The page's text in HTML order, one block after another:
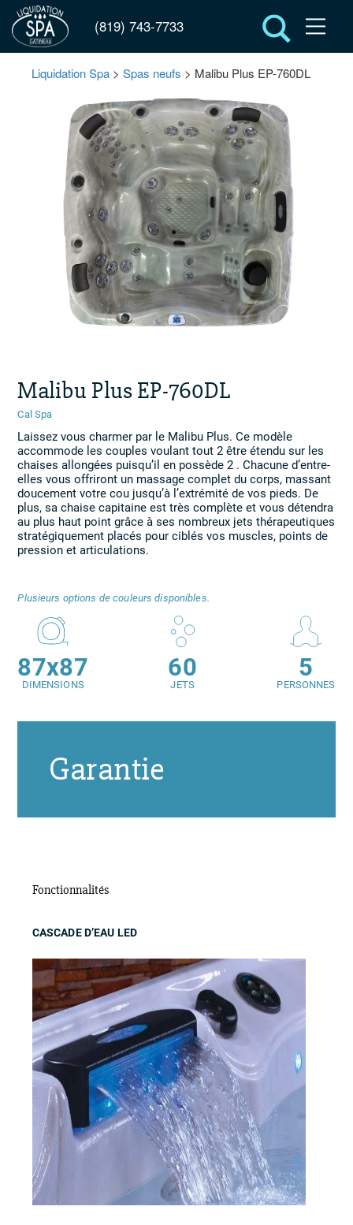
(819) 743-7733
Liquidation Spa >Spas neufs > Malibu Plus EP-760DL
Malibu Plus EP-760DL
Cal Spa
Laissez vous charmer par le Malibu Plus. Ce modèle
accommode les couples voulant tout 2 être étendu sur les
chaises allongées puisqu’il en possède 2 . Chacune d’entre-
elles vous offriront un massage complet du corps, massant
doucement votre cou jusqu’à l’extrémité de vos pieds. De
plus, sa chaise capitaine est très complète et vous détendra
au plus haut point grâce à ses nombreux jets thérapeutiques
stratégiquement placés pour ciblés vos muscles, points de
pression et articulations.
Plusieurs options de couleurs disponibles.
87x87
DIMENSIONS
60
JETS
5
PERSONNES
Garantie
Fonctionnalités
CASCADE D’EAU LED